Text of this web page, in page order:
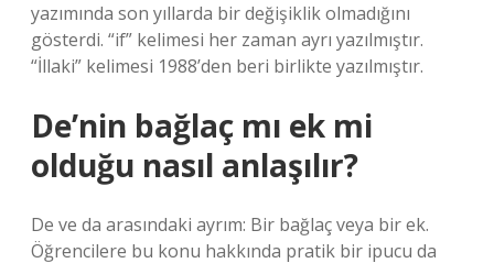
yazımında son yıllarda bir değişiklik olmadığını
gösterdi. “if” kelimesi her zaman ayrı yazılmıştır.
“İllaki” kelimesi 1988’den beri birlikte yazılmıştır.
De’nin bağlaç mı ek mi
olduğu nasıl anlaşılır?
De ve da arasındaki ayrım: Bir bağlaç veya bir ek.
Öğrencilere bu konu hakkında pratik bir ipucu da